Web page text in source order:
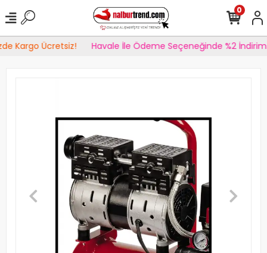
Kargo Ücretsiz! Havale İle Ödeme Seçeneğinde %2 İndirim
0